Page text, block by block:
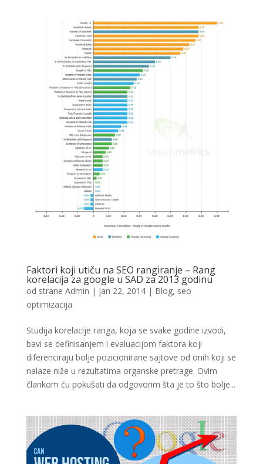
Faktori koji utiču na SEO rangiranje – Rang
korelacija za google u SAD za 2013 godinu
od strane Admin | jan 22, 2014| Blog, seo
optimizacija
Studija korelacije ranga, koja se svake godine izvodi,
bavi se definisanjem i evaluacijom faktora koji
diferenciraju bolje pozicionirane sajtove od onih koji se
nalaze niže u rezultatima organske pretrage. Ovim
člankom ću pokušati da odgovorim šta je to što bolje...